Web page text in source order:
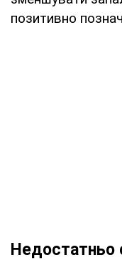
позитивно
Недостатньо